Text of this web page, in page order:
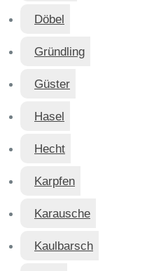
Döbel
Gründling
Güster
Hasel
Hecht
Karpfen
Karausche
Kaulbarsch